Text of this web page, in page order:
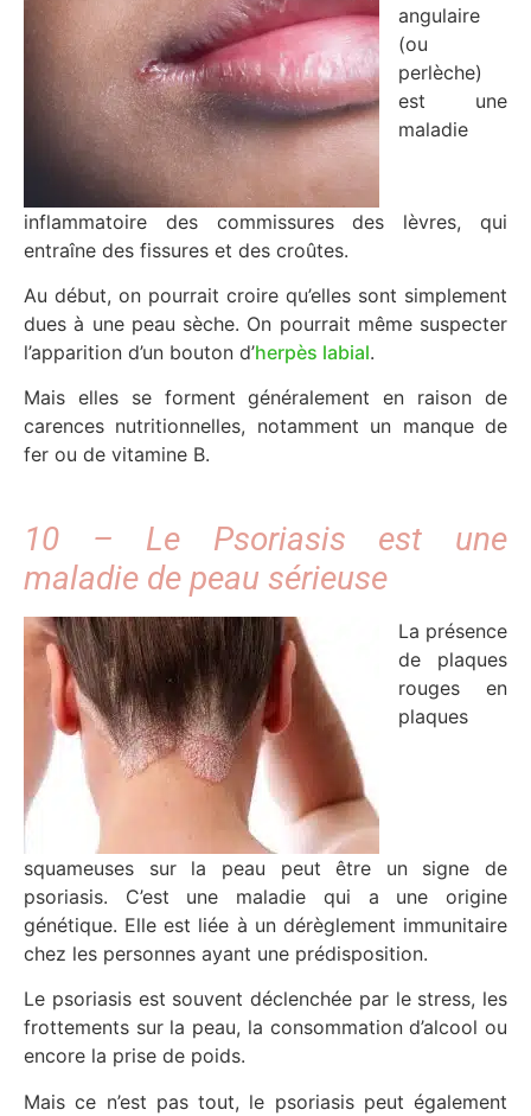
angulaire
(ou
perlèche)
est une
maladie
inflammatoire des commissures des lèvres, qui
entraîne des fissures et des croûtes.
Au début, on pourrait croire qu’elles sont simplement
dues à une peau sèche. On pourrait même suspecter
l’apparition d’un bouton d’herpès labial.
Mais elles se forment généralement en raison de
carences nutritionnelles, notamment un manque de
fer ou de vitamine B.
10 – Le Psoriasis est une
maladie de peau sérieuse
La présence
de plaques
rouges en
plaques
squameuses sur la peau peut être un signe de
psoriasis. C’est une maladie qui a une origine
génétique. Elle est liée à un dérèglement immunitaire
chez les personnes ayant une prédisposition.
Le psoriasis est souvent déclenchée par le stress, les
frottements sur la peau, la consommation d’alcool ou
encore la prise de poids.
Mais ce n’est pas tout, le psoriasis peut également